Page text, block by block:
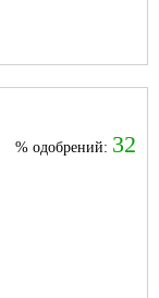
% одобрений: 32